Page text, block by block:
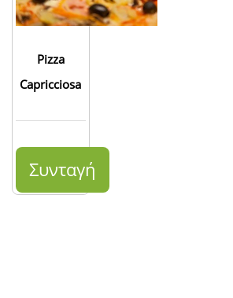
Pizza
Capricciosa
Συνταγή